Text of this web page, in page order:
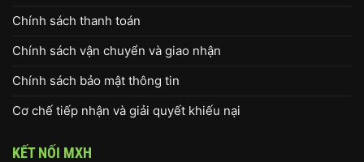
Chính sách thanh toán
Chính sách vận chuyển và giao nhận
Chính sách bảo mật thông tin
Cơ chế tiếp nhận và giải quyết khiếu nại
KẾT NỐI MXH